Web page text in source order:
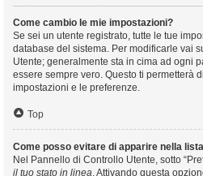
Come cambio le mie impostazioni?
Se sei un utente registrato, tutte le tue
database del sistema. Per modificarle vai
Utente; generalmente sta in cima ad ogni
essere sempre vero. Questo ti permetterà
impostazioni e le preferenze.
Top
Come posso evitare di apparire nella
Nel Pannello di Controllo Utente, sotto
il tuo stato in linea. Attivando questa